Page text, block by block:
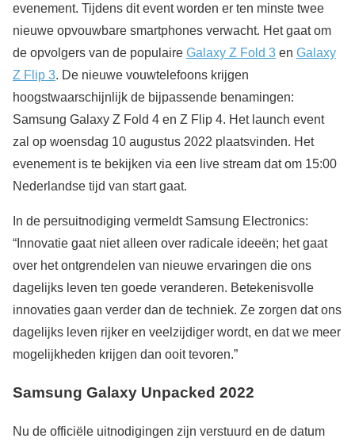
evenement. Tijdens dit event worden er ten minste twee
nieuwe opvouwbare smartphones verwacht. Het gaat om
de opvolgers van de populaire Galaxy Z Fold 3 en Galaxy
Z Flip 3. De nieuwe vouwtelefoons krijgen
hoogstwaarschijnlijk de bijpassende benamingen:
Samsung Galaxy Z Fold 4 en Z Flip 4. Het launch event
zal op woensdag 10 augustus 2022 plaatsvinden. Het
evenement is te bekijken via een live stream dat om 15:00
Nederlandse tijd van start gaat.
In de persuitnodiging vermeldt Samsung Electronics:
“Innovatie gaat niet alleen over radicale ideeën; het gaat
over het ontgrendelen van nieuwe ervaringen die ons
dagelijks leven ten goede veranderen. Betekenisvolle
innovaties gaan verder dan de techniek. Ze zorgen dat ons
dagelijks leven rijker en veelzijdiger wordt, en dat we meer
mogelijkheden krijgen dan ooit tevoren.”
Samsung Galaxy Unpacked 2022
Nu de officiële uitnodigingen zijn verstuurd en de datum